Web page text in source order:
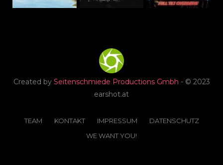
Created by Seitenschmiede Productions Gmbh - © 2023
earshot.at
TEAM KONTAKT IMPRESSUM
DATENSCHUTZ
WE WANT YOU!